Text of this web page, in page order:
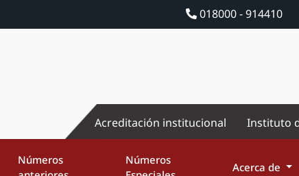
018000 - 914410
Acreditación institucional Instituto
Números
Números
Acerca de